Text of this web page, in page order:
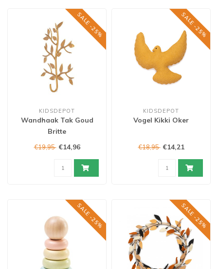
SALE -25%
KIDSDEPOT
Wandhaak Tak Goud
Britte
€19,95 €14,96
SALE -25%
KIDSDEPOT
Vogel Kikki Oker
€18,95 €14,21
SALE -25% SALE -25%